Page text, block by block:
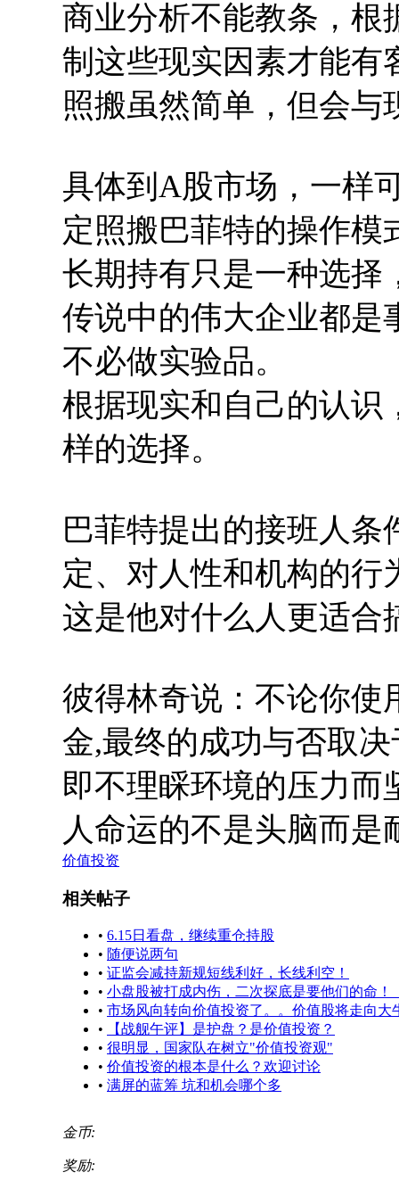
商业分析不能教条，根
制这些现实因素才能有
照搬虽然简单，但会与
具体到A股市场，一样
定照搬巴菲特的操作模
长期持有只是一种选择
传说中的伟大企业都是
不必做实验品。
根据现实和自己的认识
样的选择。
巴菲特提出的接班人条
定、对人性和机构的行
这是他对什么人更适合
彼得林奇说：不论你使
金,最终的成功与否取
即不理睬环境的压力而
人命运的不是头脑而是
价值投资
相关帖子
• 6.15日看盘，继续重仓持股
• 随便说两句
• 证监会减持新规短线利好，长线利空！
• 小盘股被打成内伤，二次探底是要他们的命！
• 市场风向转向价值投资了。。价值股将走向大
•
【战舰午评】是护盘？是价值投资？
• 很明显，国家队在树立"价值投资观"
• 价值投资的根本是什么？欢迎讨论
• 满屏的蓝筹 坑和机会哪个多
金币:
奖励: